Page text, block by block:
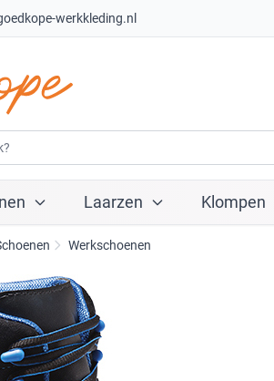
werkkleding.nl
Laarzen Klompen
Werkschoenen